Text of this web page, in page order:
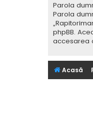
Parola
Parola
phpBB.
accesarea
Acasă